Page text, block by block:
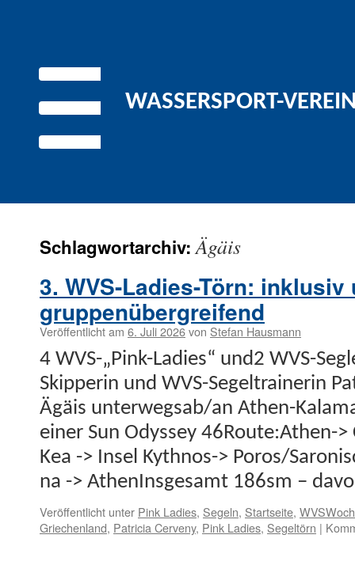
WASSERSPORT-
Schlagwortarchiv:Ägäis
3. WVS-Ladies-Törn: inklusiv
gruppenübergreifend
Veröffentlicht am 6. Juli 2026von Stefan Hausmann
4 WVS-„Pink-Ladies“ und2 WVS-
Skip­perin und WVS-Segel­­train­er­in
Ägäis unter­wegsab/an Athen-
ein­er Sun Odyssey 46Route:Athen->
Kea -> Insel Kyth­nos-> Poros/
na -> AthenIns­ge­samt 186sm –
Veröffentlicht unter Pink Ladies, Segeln, Startseite,
Griechenland, Patricia Cerveny, Pink Ladies, Segeltörn |